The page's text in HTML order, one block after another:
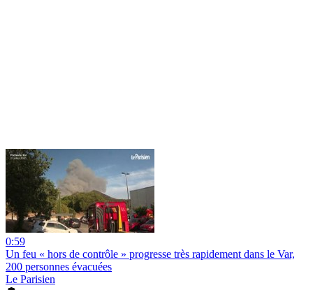
0:59
Un feu « hors de contrôle » progresse très rapidement dans le Var,
200 personnes évacuées
Le Parisien